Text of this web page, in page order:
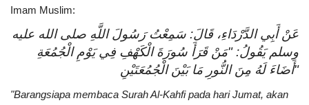
Imam Muslim:
عَنْ أَبِي الدَّرْدَاءِ، قَالَ: سَمِعْتُ رَسُولَ اللَّهِ صلى الله عليه
وسلم يَقُولُ: "مَنْ قَرَأَ سُورَةَ الْكَهْفِ فِي يَوْمِ الْجُمُعَةِ
أَضَاءَ لَهُ مِنَ النُّورِ مَا بَيْنَ الْجُمُعَتَيْنِ"
"Barangsiapa membaca Surah Al-Kahfi pada hari Jumat, akan